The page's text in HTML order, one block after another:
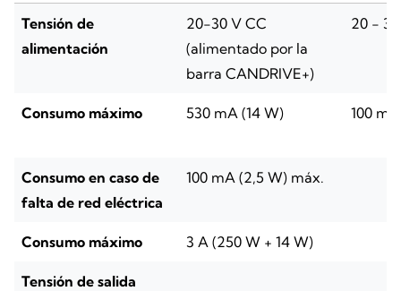
Tensión de
alimentación
20-30 V CC
(alimentado por la
barra CANDRIVE+)
20 -
Consumo máximo 530 mA (14 W) 100 mA
Consumo en caso de
falta de red eléctrica
100 mA (2,5 W) máx.
Consumo máximo 3 A (250 W + 14 W)
Tensión de salida